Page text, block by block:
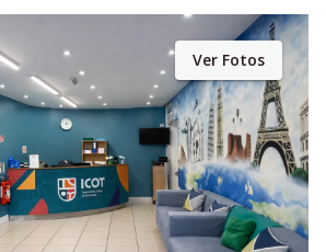
Ver Fotos